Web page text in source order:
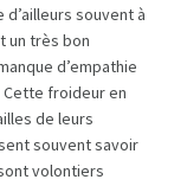
souvent à
un très bon
d’empathie
Cette froideur en
de leurs
souvent savoir
volontiers